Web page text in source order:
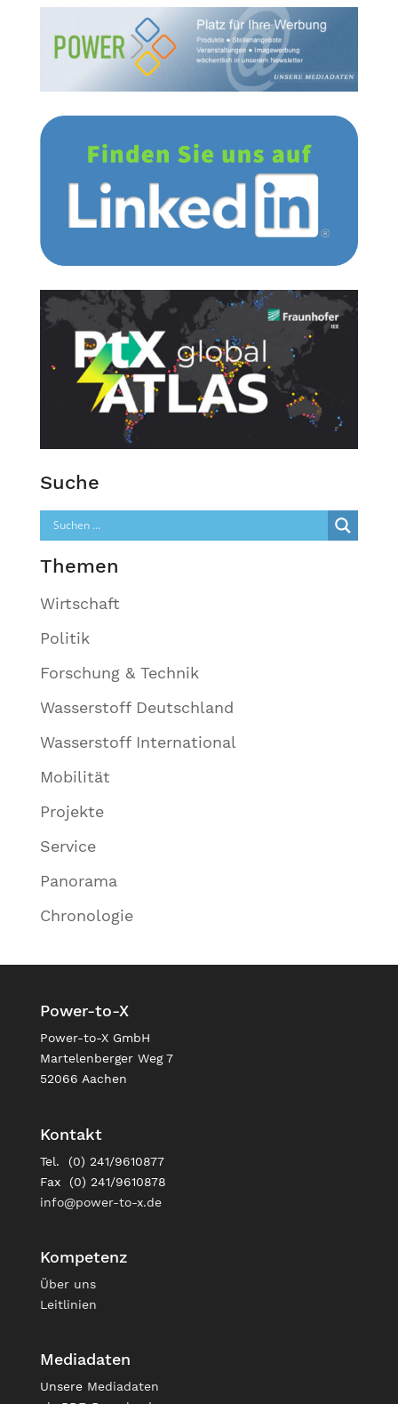
Suche
Themen
Wirtschaft
Politik
Forschung & Technik
Wasserstoff Deutschland
Wasserstoff International
Mobilität
Projekte
Service
Panorama
Chronologie
Power-to-X
Power-to-X GmbH
Martelenberger Weg 7
52066 Aachen
Kontakt
Tel. (0) 241/9610877
Fax (0) 241/9610878
info@power-to-x.de
Kompetenz
Über uns
Leitlinien
Mediadaten
Unsere Mediadaten